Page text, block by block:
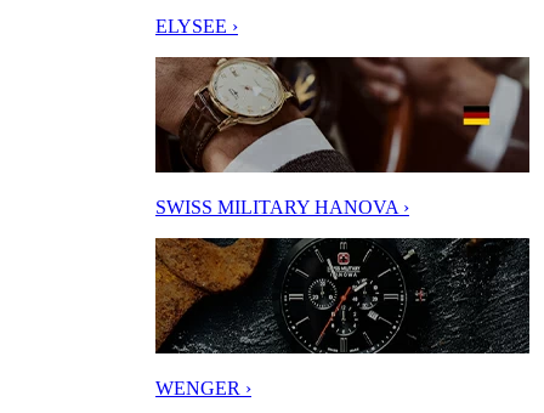
ELYSEE ›
SWISS MILITARY HANOVA ›
WENGER ›